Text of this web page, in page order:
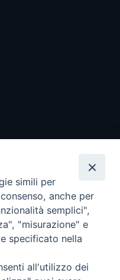
i diritti riservati - Vita
simili per
anche per
semplici",
"misurazione" e
specificato nella
all'utilizzo dei